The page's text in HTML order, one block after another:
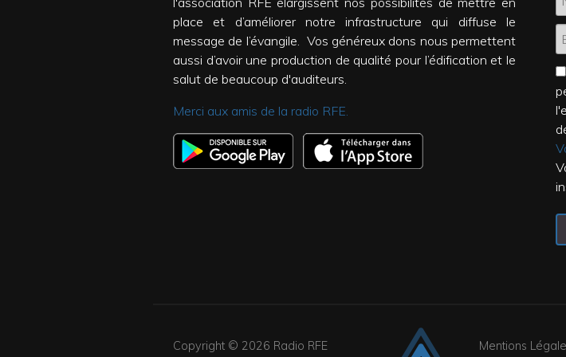
place et d’améliorer notre infrastructure qui diffuse le
message de l’évangile. Vos généreux dons nous permettent
aussi d’avoir une production de qualité pour l’édification et le
salut de beaucoup d'auditeurs.
Merci aux amis de la radio RFE.
Copyright © 2026 Radio RFE Mentions